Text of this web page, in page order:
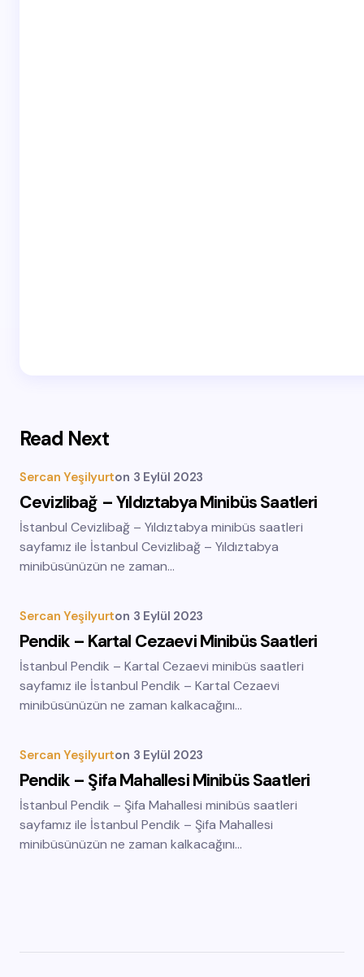
Read Next
Sercan Yeşilyurton 3 Eylül 2023
Cevizlibağ – Yıldıztabya Minibüs Saatleri
İstanbul Cevizlibağ – Yıldıztabya minibüs saatleri
sayfamız ile İstanbul Cevizlibağ – Yıldıztabya
minibüsünüzün ne zaman…
Sercan Yeşilyurton 3 Eylül 2023
Pendik – Kartal Cezaevi Minibüs Saatleri
İstanbul Pendik – Kartal Cezaevi minibüs saatleri
sayfamız ile İstanbul Pendik – Kartal Cezaevi
minibüsünüzün ne zaman kalkacağını…
Sercan Yeşilyurton 3 Eylül 2023
Pendik – Şifa Mahallesi Minibüs Saatleri
İstanbul Pendik – Şifa Mahallesi minibüs saatleri
sayfamız ile İstanbul Pendik – Şifa Mahallesi
minibüsünüzün ne zaman kalkacağını…